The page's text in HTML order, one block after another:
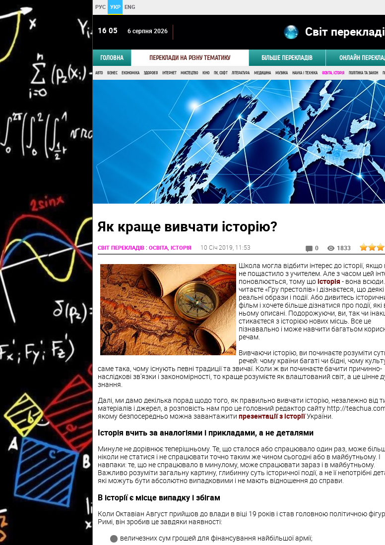
РУС УКР ENG
16:05 6 серпня 2026 Світ
ГОЛОВНА ПЕРЕКЛАДИ НА РІЗНУ ТЕМАТИКУ БІЛЬШЕ ПЕРЕКЛАДІВ ОНЛАЙН
АВТО БІЗНЕС ЕКОНОМІКА ЗДОРОВ'Я ІНТЕРНЕТ МИСТЕЦТВО КІНО ПК, СОФТ ЛІТЕРАТУРА МЕДИЦИНА МУЗИКА НАУКА І ТЕХНІКА ОСВІТА, ІСТОРІЯ ПОЛІТИКА ТА ЗАКОН
Як краще вивчати історію?
СВІТ ПЕРЕКЛАДІВ: ОСВІТА, ІСТОРІЯ 10 Січ 2019 , 11:53 0 1833
Школа могла відбити інтерес до історії,
не пощастило з учителем. Але з часом цей
поновлюється, тому щоісторія - вона
читаєте «Гру престолів» і дізнаєтеся, що деякі
реальні образи і події. Або дивитесь
фільм і хочете більше дізнатися про події, які
ньому описані. Подорожуючи, ви, так чи
стикаєтеся з історією нових місць. Все це
пізнавально і може навчити багатьом
речам.
Вивчаючи історію, ви починаєте розуміти
речей: чому країни багаті чи бідні, чому
саме така, чому існують певні традиції та звичаї. Коли ж ви починаєте бачити причинно-
наслідкові зв'язки і закономірності, то краще розумієте як влаштований світ, а це цінне
знання.
Далі, ми дамо декілька порад щодо того, як правильно вивчати історію, незалежно від
матеріалів і джерел, а розповість нам про це головний редактор сайту http://
якому безпосередньо можна завантажити презентації з історіїУкраїни.
Історія вчить за аналогіями і прикладами, а не деталями
Минуле не дорівнює теперішньому. Те, що сталося або спрацювало один раз, може
ніколи не статися і не спрацювати точно таким же чином сьогодні або в майбутньому. І
навпаки: те, що не спрацювало в минулому, може спрацювати зараз і в майбутньому.
Важливо розуміти загальну картину, глибинну суть історичної події, а не її непотрібні
які можуть бути абсолютно випадковими і не мають відношення до справи.
В історії є місце випадку і збігам
Коли Октавіан Август прийшов до влади в віці 19 років і став головною політичною
Римі, він зробив це завдяки наявності:
величезних сум грошей для фінансування найбільшої армії;